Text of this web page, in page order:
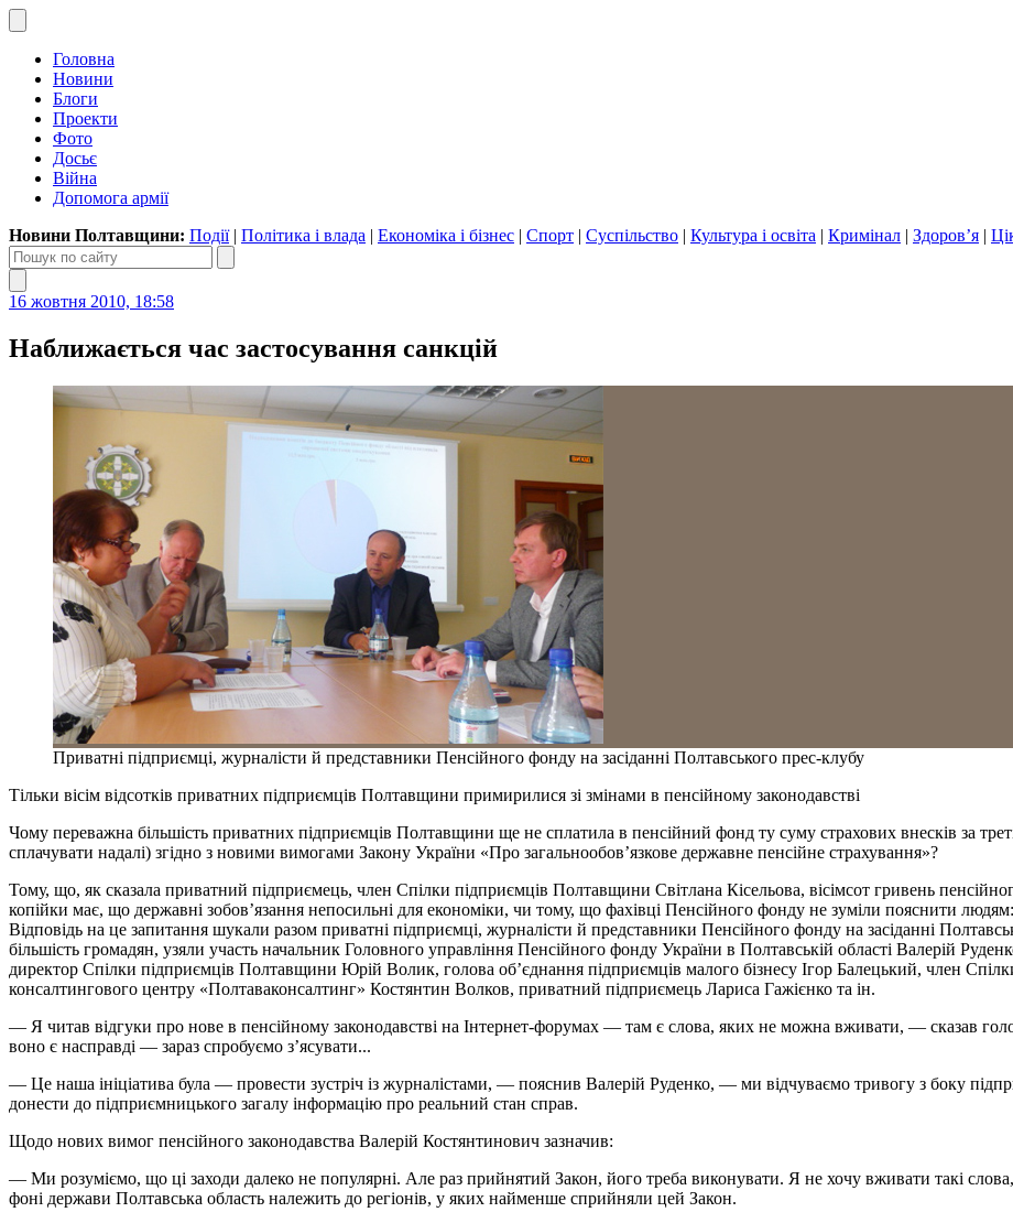
Головна
Новини
Блоги
Проекти
Фото
Досьє
Війна
Допомога армії
Новини Полтавщини: Події| Політика і влада | Економіка і бізнес | Спорт | Суспільство | Культура і освіта | Кримінал | Здоров’я |
16 жовтня 2010, 18:58
Наближається час застосування санкцій
Приватні підприємці, журналісти й представники Пенсійного фонду на засіданні Полтавського прес-клубу
Тільки вісім відсотків приватних підприємців Полтавщини примирилися зі змінами в пенсійному законодавстві
Чому переважна більшість приватних підприємців Полтавщини ще не сплатила в пенсійний фонд ту суму страхових внесків за
сплачувати надалі) згідно з новими вимогами Закону України «Про загальнообов’язкове державне пенсійне страхування»?
Тому, що, як сказала приватний підприємець, член Спілки підприємців Полтавщини Світлана Кісельова, вісімсот гривень
копійки має, що державні зобов’язання непосильні для економіки, чи тому, що фахівці Пенсійного фонду не зуміли пояснити
Відповідь на це запитання шукали разом приватні підприємці, журналісти й представники Пенсійного фонду на засіданні
більшість громадян, узяли участь начальник Головного управління Пенсійного фонду України в Полтавській області Валерій
директор Спілки підприємців Полтавщини Юрій Волик, голова об’єднання підприємців малого бізнесу Ігор Балецький, член
консалтингового центру «Полтаваконсалтинг» Костянтин Волков, приватний підприємець Лариса Гажієнко та ін.
— Я читав відгуки про нове в пенсійному законодавстві на Інтернет-форумах — там є слова, яких не можна вживати, — сказав
воно є насправді — зараз спробуємо з’ясувати...
— Це наша ініціатива була — провести зустріч із журналістами, — пояснив Валерій Руденко, — ми відчуваємо тривогу з боку
донести до підприємницького загалу інформацію про реальний стан справ.
Щодо нових вимог пенсійного законодавства Валерій Костянтинович зазначив:
— Ми розуміємо, що ці заходи далеко не популярні. Але раз прийнятий Закон, його треба виконувати. Я не хочу вживати такі
фоні держави Полтавська область належить до регіонів, у яких найменше сприйняли цей Закон.